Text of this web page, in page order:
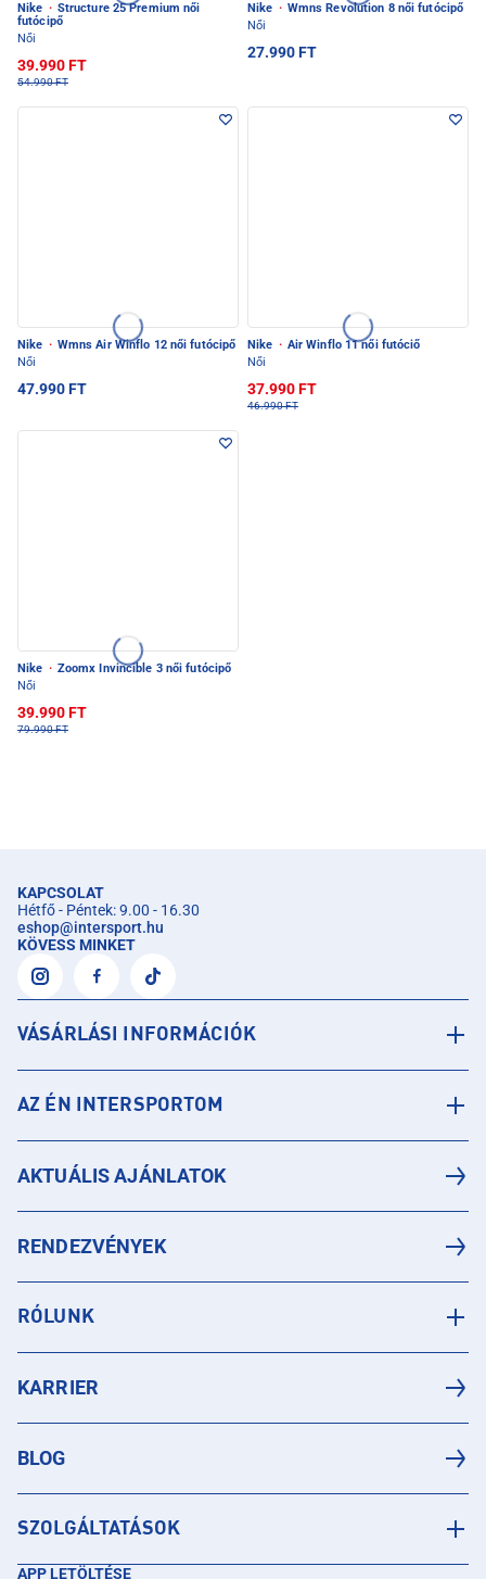
Nike · Structure 25 Premium női
futócipő
Női
39.990 FT
54.990 FT
Nike · Wmns Revolution 8 női futócipő
Női
27.990 FT
Nike · Wmns Air Winflo 12 női futócipő
Női
47.990 FT
Nike · Air Winflo 11 női futóciő
Női
37.990 FT
46.990 FT
Nike · Zoomx Invincible 3 női futócipő
Női
39.990 FT
79.990 FT
KAPCSOLAT
Hétfő - Péntek: 9.00 - 16.30
eshop@intersport.hu
KÖVESS MINKET
VÁSÁRLÁSI INFORMÁCIÓK
AZ ÉN INTERSPORTOM
AKTUÁLIS AJÁNLATOK
RENDEZVÉNYEK
RÓLUNK
KARRIER
BLOG
SZOLGÁLTATÁSOK
APP LETÖLTÉSE